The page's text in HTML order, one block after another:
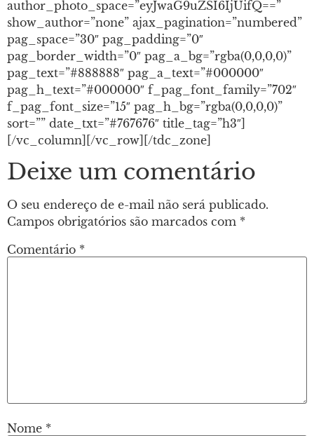
author_photo_space=”eyJwaG9uZSI6IjUifQ==”
show_author=”none” ajax_pagination=”numbered”
pag_space=”30″ pag_padding=”0″
pag_border_width=”0″ pag_a_bg=”rgba(0,0,0,0)”
pag_text=”#888888″ pag_a_text=”#000000″
pag_h_text=”#000000″ f_pag_font_family=”702″
f_pag_font_size=”15″ pag_h_bg=”rgba(0,0,0,0)”
sort=”” date_txt=”#767676″ title_tag=”h3″]
[/vc_column][/vc_row][/tdc_zone]
Deixe um comentário
O seu endereço de e-mail não será publicado.
Campos obrigatórios são marcados com *
Comentário *
Nome *